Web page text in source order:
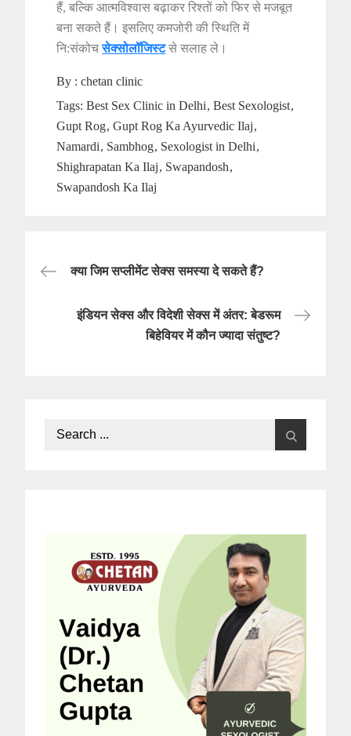
हैं, बल्कि आत्मविश्वास बढ़ाकर रिश्तों को फिर से मजबूत
बना सकते हैं। इसलिए कमजोरी की स्थिति में
नि:संकोचसेक्सोलॉजिस्टसे सलाह ले।
By :chetan clinic
Tags:Best Sex Clinic in Delhi
Best Sexologist
Gupt Rog Gupt Rog Ka Ayurvedic Ilaj
Namardi
Sambhog Sexologist in Delhi
Shighrapatan Ka Ilaj
Swapandosh
Swapandosh Ka Ilaj
Postक्या जिम सप्लीमेंट सेक्स समस्या दे सकते हैं?
इंडियन सेक्स और विदेशी सेक्स में अंतर: बेडरूम
बिहेवियर में कौन ज्यादा संतुष्ट?
Search